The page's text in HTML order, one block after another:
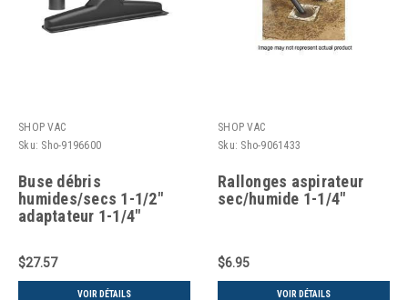
SHOP VAC
Sku: Sho-9196600
Buse débris
humides/secs 1-1/2"
adaptateur 1-1/4"
$27.57
VOIR DÉTAILS
SHOP VAC
Sku: Sho-9061433
Rallonges aspirateur
sec/humide 1-1/4"
$6.95
VOIR DÉTAILS